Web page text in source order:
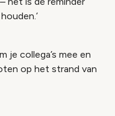
je collega’s mee en
op het strand van